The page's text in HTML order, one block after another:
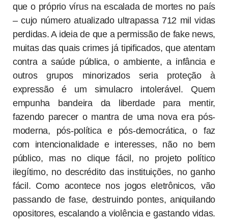
que o próprio vírus na escalada de mortes no país
– cujo número atualizado ultrapassa 712 mil vidas
perdidas. A ideia de que a permissão de fake news,
muitas das quais crimes já tipificados, que atentam
contra a saúde pública, o ambiente, a infância e
outros grupos minorizados seria proteção à
expressão é um simulacro intolerável. Quem
empunha bandeira da liberdade para mentir,
fazendo parecer o mantra de uma nova era pós-
moderna, pós-política e pós-democrática, o faz
com intencionalidade e interesses, não no bem
público, mas no clique fácil, no projeto político
ilegítimo, no descrédito das instituições, no ganho
fácil. Como acontece nos jogos eletrônicos, vão
passando de fase, destruindo pontes, aniquilando
opositores, escalando a violência e gastando vidas.